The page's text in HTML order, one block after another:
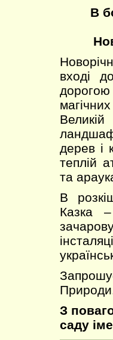
В
вході
дорогою
дерев і
теплій
та
В
Казка –
З
саду